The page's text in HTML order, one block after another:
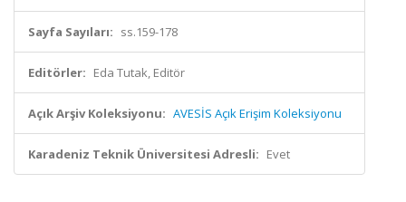
Sayfa Sayıları: ss.159-178
Editörler: Eda Tutak, Editör
Açık Arşiv Koleksiyonu: AVESİS Açık Erişim Koleksiyonu
Karadeniz Teknik Üniversitesi Adresli: Evet